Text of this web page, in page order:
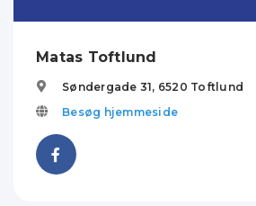
Matas Toftlund
Søndergade 31, 6520 Toftlund
Besøg hjemmeside